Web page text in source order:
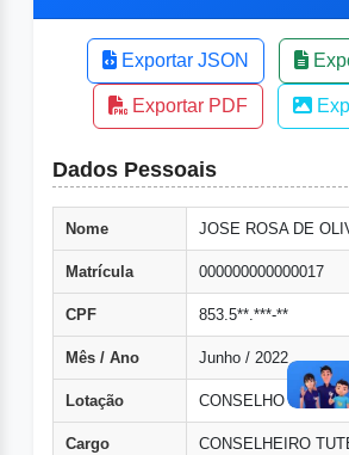
Exportar JSON
Exportar PDF
Dados Pessoais
Nome JOSE ROSA DE
Matrícula 000000000000017
CPF 853.5**.***-**
Mês / Ano Junho / 2022
Lotação CONSELHO
Cargo CONSELHEIRO